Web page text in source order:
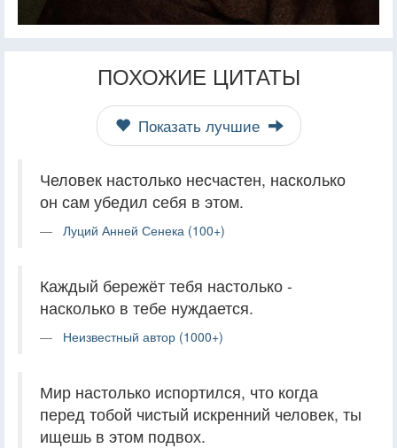
ПОХОЖИЕ ЦИТАТЫ
Показать лучшие
Человек настолько несчастен, насколько
он сам убедил себя в этом.
Луций Анней Сенека (100+)
Каждый бережёт тебя настолько -
насколько в тебе нуждается.
Неизвестный автор (1000+)
Мир настолько испортился, что когда
перед тобой чистый искренний человек, ты
ищешь в этом подвох.